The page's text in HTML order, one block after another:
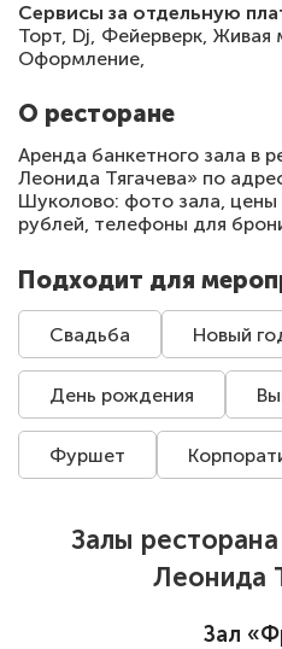
Сервисы за отдельную
Торт, Dj, Фейерверк, Живая
Оформление,
О ресторане
Аренда банкетного зала в
Леонида Тягачева» по
Шуколово: фото зала, цены
рублей, телефоны для
Подходит для
Свадьба Новый
День рождения
Фуршет
Залы
Леонида
Зал